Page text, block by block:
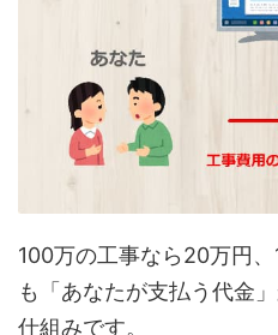
100万の工事なら20万円
も「あなたが支払う代金
仕組みです。